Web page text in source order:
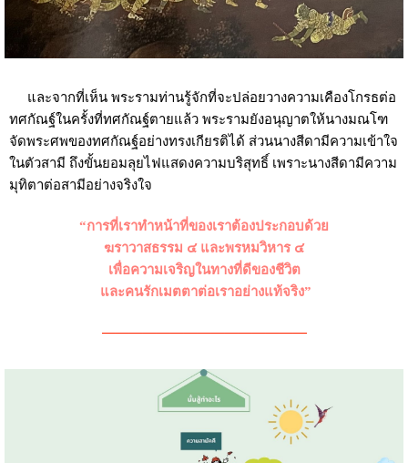
และจากที่เห็น พระรามท่านรู้จักที่จะปล่อยวางความเคืองโกรธต่อ
ทศกัณฐ์ในครั้งที่ทศกัณฐ์ตายแล้ว พระรามยังอนุญาตให้นางมณโฑ
จัดพระศพของทศกัณฐ์อย่างทรงเกียรติได้ ส่วนนางสีดามีความเข้าใจ
ในตัวสามี ถึงขั้นยอมลุยไฟแสดงความบริสุทธิ์ เพราะนางสีดามีความ
มุทิตาต่อสามีอย่างจริงใจ
“การที่เราทำหน้าที่ของเราต้องประกอบด้วย
ฆราวาสธรรม ๔ และพรหมวิหาร ๔
เพื่อความเจริญในทางที่ดีของชีวิต
และคนรักเมตตาต่อเราอย่างแท้จริง”
———————————————